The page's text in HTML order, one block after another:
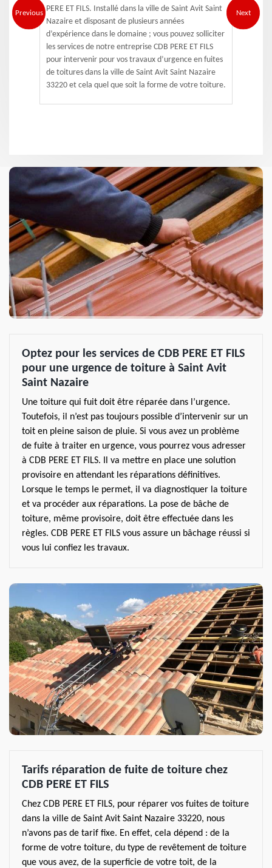
Previous PERE ET FILS. Installé dans la ville de Saint Avit Saint
Nazaire et disposant de plusieurs années
d’expérience dans le domaine ; vous pouvez solliciter
les services de notre entreprise CDB PERE ET FILS
pour intervenir pour vos travaux d’urgence en fuites
de toitures dans la ville de Saint Avit Saint Nazaire
33220 et cela quel que soit la forme de votre toiture.
Next
Optez pour les services de CDB PERE ET FILS
pour une urgence de toiture à Saint Avit
Saint Nazaire
Une toiture qui fuit doit être réparée dans l’urgence.
Toutefois, il n’est pas toujours possible d’intervenir sur un
toit en pleine saison de pluie. Si vous avez un problème
de fuite à traiter en urgence, vous pourrez vous adresser
à CDB PERE ET FILS. Il va mettre en place une solution
provisoire en attendant les réparations définitives.
Lorsque le temps le permet, il va diagnostiquer la toiture
et va procéder aux réparations. La pose de bâche de
toiture, même provisoire, doit être effectuée dans les
règles. CDB PERE ET FILS vous assure un bâchage réussi si
vous lui confiez les travaux.
Tarifs réparation de fuite de toiture chez
CDB PERE ET FILS
Chez CDB PERE ET FILS, pour réparer vos fuites de toiture
dans la ville de Saint Avit Saint Nazaire 33220, nous
n’avons pas de tarif fixe. En effet, cela dépend : de la
forme de votre toiture, du type de revêtement de toiture
que vous avez, de la superficie de votre toit, de la